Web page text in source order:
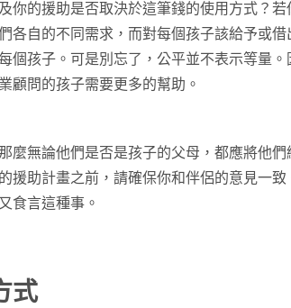
你的援助是否取決於這筆錢的使用方式？若
各自的不同需求，而對每個孩子該給予或借
個孩子。可是別忘了，公平並不表示等量。
顧問的孩子需要更多的幫助。
麼無論他們是否是孩子的父母，都應將他們
援助計畫之前，請確保你和伴侶的意見一致
食言這種事。
式